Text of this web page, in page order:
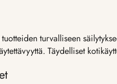
turvalliseen
Täydelliset